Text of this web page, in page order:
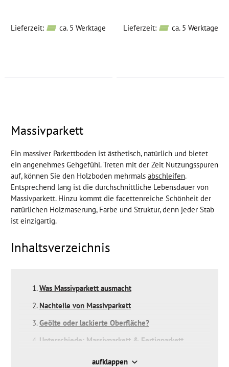
Lieferzeit: ca. 5 Werktage Lieferzeit: ca. 5 Werktage
Massivparkett
Ein massiver Parkettboden ist ästhetisch, natürlich und bietet
ein angenehmes Gehgefühl. Treten mit der Zeit Nutzungsspuren
auf, können Sie den Holzboden mehrmals abschleifen.
Entsprechend lang ist die durchschnittliche Lebensdauer von
Massivparkett. Hinzu kommt die facettenreiche Schönheit der
natürlichen Holzmaserung, Farbe und Struktur, denn jeder Stab
ist einzigartig.
Inhaltsverzeichnis
Was Massivparkett ausmacht
Nachteile von Massivparkett
Geölte oder lackierte Oberfläche?
Unterschiede: Massivparkett & Fertigparkett
Parkettarten aus massivem Holz
aufklappen